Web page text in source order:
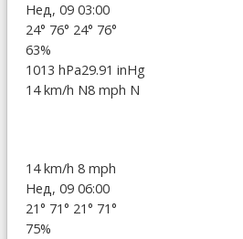
Нед, 09 03:00
24° 76° 24° 76°
63%
1013 hPa29.91 inHg
14 km/h N8 mph N
14 km/h 8 mph
Нед, 09 06:00
21° 71° 21° 71°
75%